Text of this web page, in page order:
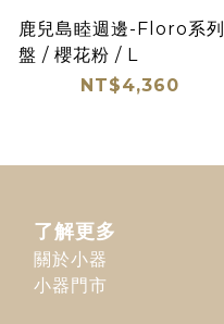
鹿兒島睦週邊-Floro系列
盤 / 櫻花粉 / L
NT$4,360
了解更多
關於小器
小器門市